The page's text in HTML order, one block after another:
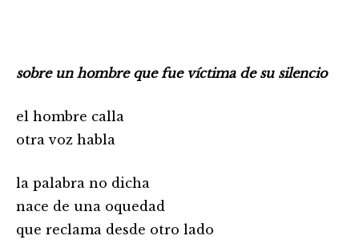
sobre un hombre que fue víctima de su silencio
el hombre calla
otra voz habla
la palabra no dicha
nace de una oquedad
que reclama desde otro lado